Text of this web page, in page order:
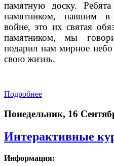
памятную доску.
памятником, павшим в
войне, это их святая
памятником, мы
подарил нам мирное небо
свою жизнь.
Подробнее
Понедельник, 16
Интерактивные
Информация: